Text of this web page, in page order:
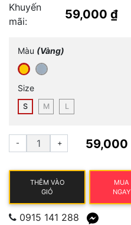
Khuyến
mãi:
59,000 ₫
Màu (Vàng)
Size
S M L
- + 59,000
THÊM VÀO
GIỎ
MUA
NGAY
0915 141 288